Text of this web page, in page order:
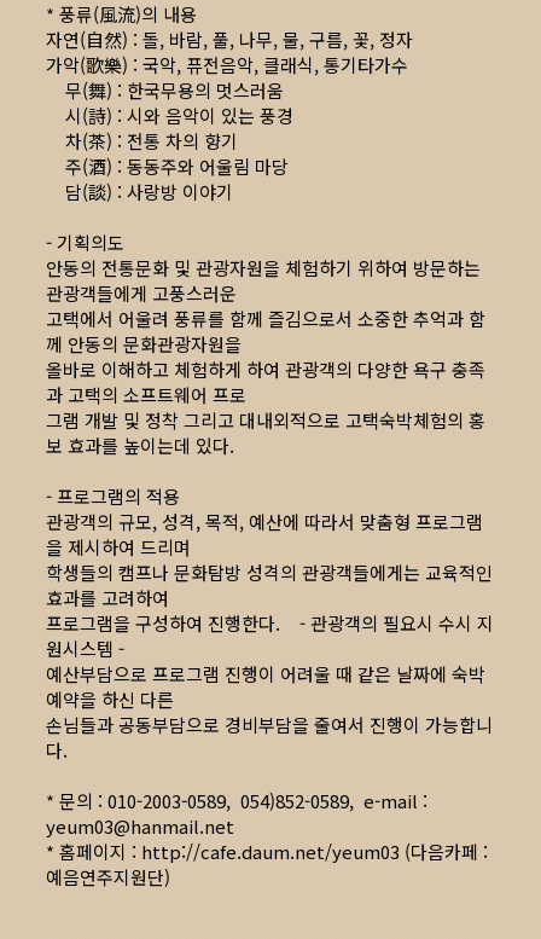
* 풍류(風流)의 내용
자연(自然) : 돌, 바람, 풀, 나무, 물, 구름, 꽃, 정자
가악(歌樂) : 국악, 퓨전음악, 클래식, 통기타가수
무(舞) : 한국무용의 멋스러움
시(詩) : 시와 음악이 있는 풍경
차(茶) : 전통 차의 향기
주(酒) : 동동주와 어울림 마당
담(談) : 사랑방 이야기
- 기획의도
안동의 전통문화 및 관광자원을 체험하기 위하여 방문하는
관광객들에게 고풍스러운
고택에서 어울려 풍류를 함께 즐김으로서 소중한 추억과 함
께 안동의 문화관광자원을
올바로 이해하고 체험하게 하여 관광객의 다양한 욕구 충족
과 고택의 소프트웨어 프로
그램 개발 및 정착 그리고 대내외적으로 고택숙박체험의 홍
보 효과를 높이는데 있다.
- 프로그램의 적용
관광객의 규모, 성격, 목적, 예산에 따라서 맞춤형 프로그램
을 제시하여 드리며
학생들의 캠프나 문화탐방 성격의 관광객들에게는 교육적인
효과를 고려하여
프로그램을 구성하여 진행한다. - 관광객의 필요시 수시 지
원시스템 -
예산부담으로 프로그램 진행이 어려울 때 같은 날짜에 숙박
예약을 하신 다른
손님들과 공동부담으로 경비부담을 줄여서 진행이 가능합니
다.
* 문의 : 010-2003-0589, 054)852-0589, e-mail :
yeum03@hanmail.net
* 홈페이지 : http://cafe.daum.net/yeum03 (다음카페 :
예음연주지원단)